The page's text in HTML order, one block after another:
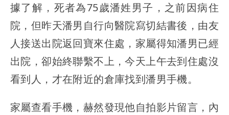
據了解，死者為75歲潘姓男子，之前因病住
院，但昨天潘男自行向醫院寫切結書後，由友
人接送出院返回寶來住處，家屬得知潘男已經
出院，卻始終聯繫不上，今天上午去到住處沒
看到人，才在附近的倉庫找到潘男手機。
家屬查看手機，赫然發現他自拍影片留言，內